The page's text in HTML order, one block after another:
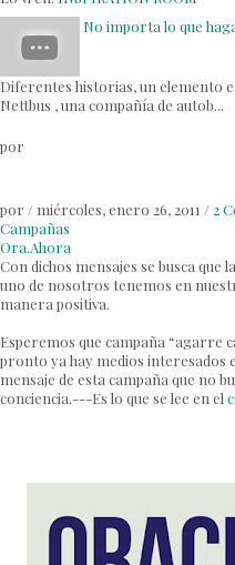
No importa lo que
Diferentes historias, un elemento
Nettbus , una compañía de autob...
por
por / miércoles, enero 26, 2011 /2
Campañas
Ora.Ahora
Con dichos mensajes se busca
uno de nosotros tenemos en
manera positiva.
Esperemos que campaña “agarre
pronto ya hay medios interesados
mensaje de esta campaña que no
conciencia.---Es lo que se lee en el